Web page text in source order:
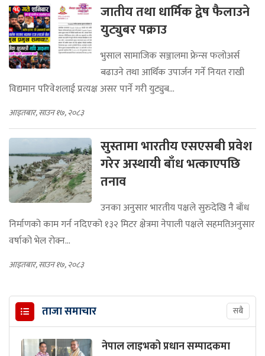
जातीय तथा धार्मिक द्वेष फैलाउने
युट्युबर पक्राउ
भुसाल सामाजिक सञ्जालमा फ्रेन्स फलोअर्स
बढाउने तथा आर्थिक उपार्जन गर्ने नियत राखी
विद्यमान परिवेशलाई प्रत्यक्ष असर पार्ने गरी युट्युब...
आइतबार, साउन १७, २०८३
सुस्तामा भारतीय एसएसबी प्रवेश
गरेर अस्थायी बाँध भत्काएपछि
तनाव
उनका अनुसार भारतीय पक्षले सुरुदेखि नै बाँध
निर्माणको काम गर्न नदिएको १३२ मिटर क्षेत्रमा नेपाली पक्षले सहमतिअनुसार
वर्षाको भेल रोक्न...
आइतबार, साउन १७, २०८३
ताजा समाचार सबै
नेपाल लाइभको प्रधान सम्पादकमा